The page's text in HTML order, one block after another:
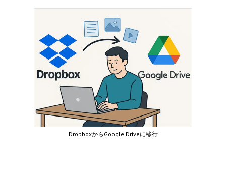
DropboxからGoogle Driveに移行